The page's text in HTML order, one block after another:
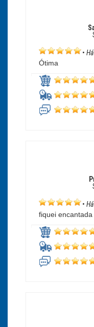
•
Ótima
•
fiquei encantada